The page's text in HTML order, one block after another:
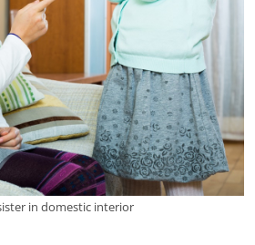
in domestic interior